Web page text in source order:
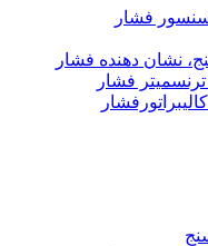
فشار
نشان دهنده فشار
ترنسمیتر فشار